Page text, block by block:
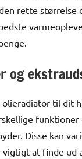
rette
og
til dit
funktioner
Disse kan
vigtigt at finde ud